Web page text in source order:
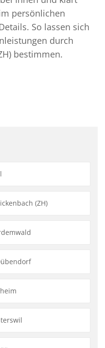
persönlichen
So lassen sich
durch
bestimmen.
(ZH)